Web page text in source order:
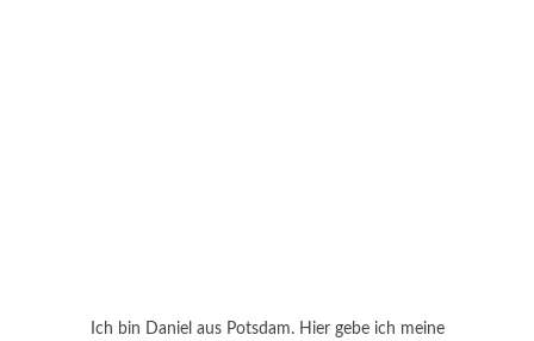
Ich bin Daniel aus Potsdam. Hier gebe ich meine